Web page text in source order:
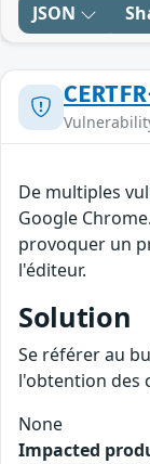
JSON
De multiples
Google
provoquer un
l'éditeur.
Solution
Se référer au
l'obtention des
None
Impacted